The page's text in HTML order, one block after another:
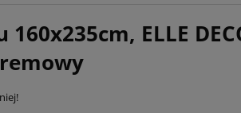
160x235cm, ELLE